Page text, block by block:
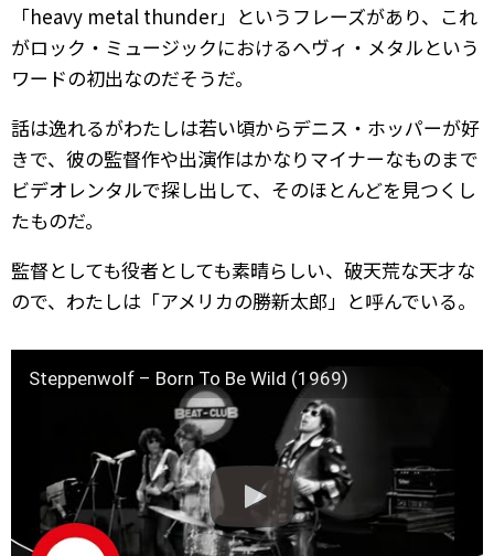
「heavy metal thunder」というフレーズがあり、これ
がロック・ミュージックにおけるヘヴィ・メタルという
ワードの初出なのだそうだ。
話は逸れるがわたしは若い頃からデニス・ホッパーが好
きで、彼の監督作や出演作はかなりマイナーなものまで
ビデオレンタルで探し出して、そのほとんどを見つくし
たものだ。
監督としても役者としても素晴らしい、破天荒な天才な
ので、わたしは「アメリカの勝新太郎」と呼んでいる。
Steppenwolf – Born To Be Wild (1969)